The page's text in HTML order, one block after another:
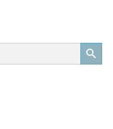
Search Button